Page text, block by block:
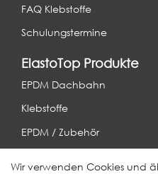
FAQ Klebstoffe
Schulungstermine
ElastoTop Produkte
EPDM Dachbahn
Klebstoffe
EPDM / Zubehör
Wir verwenden Cookies und